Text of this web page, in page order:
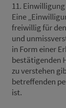
11. Einwilligung
Eine
freiwillig für
und
in Form einer
bestätigenden
zu verstehen
betreffenden
ist.